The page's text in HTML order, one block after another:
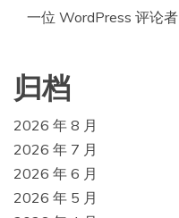
一位 WordPress 评论者
归档
2026 年 8 月
2026 年 7 月
2026 年 6 月
2026 年 5 月